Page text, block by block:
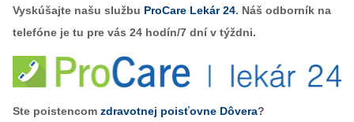
Vyskúšajte našu službu ProCare Lekár 24. Náš odborník na
telefóne je tu pre vás 24 hodín/7 dní v týždni.
Ste poistencom zdravotnej poisťovne Dôvera?